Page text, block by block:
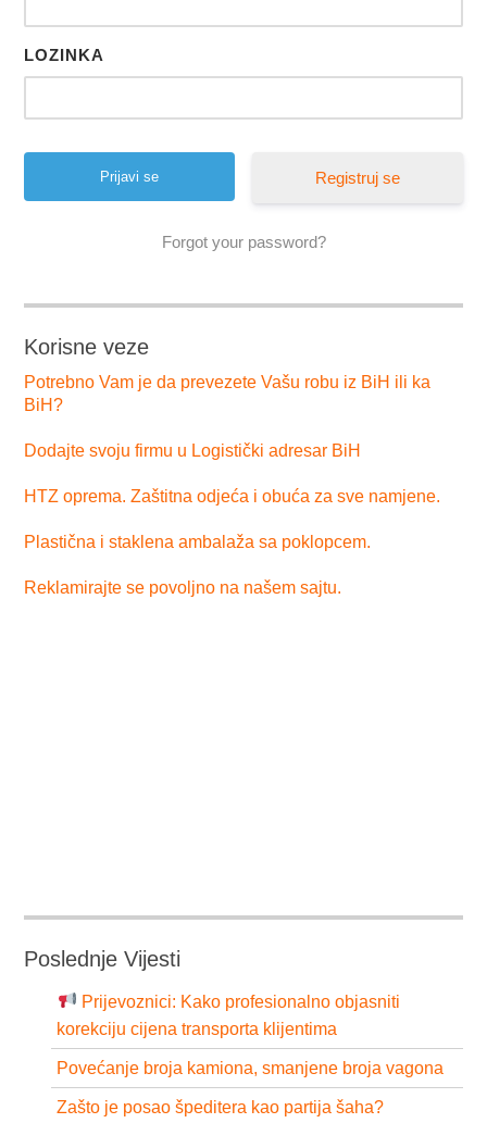
LOZINKA
Registruj se
Forgot your password?
Korisne veze
Potrebno Vam je da prevezete Vašu robu iz BiH ili ka
BiH?
Dodajte svoju firmu u Logistički adresar BiH
HTZ oprema. Zaštitna odjeća i obuća za sve namjene.
Plastična i staklena ambalaža sa poklopcem.
Reklamirajte se povoljno na našem sajtu.
Poslednje Vijesti
Prijevoznici: Kako profesionalno objasniti
korekciju cijena transporta klijentima
Povećanje broja kamiona, smanjene broja vagona
Zašto je posao špeditera kao partija šaha?